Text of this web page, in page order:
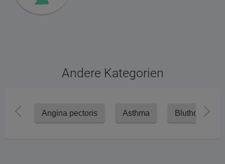
Andere Kategorien
Angina pectoris Asthma